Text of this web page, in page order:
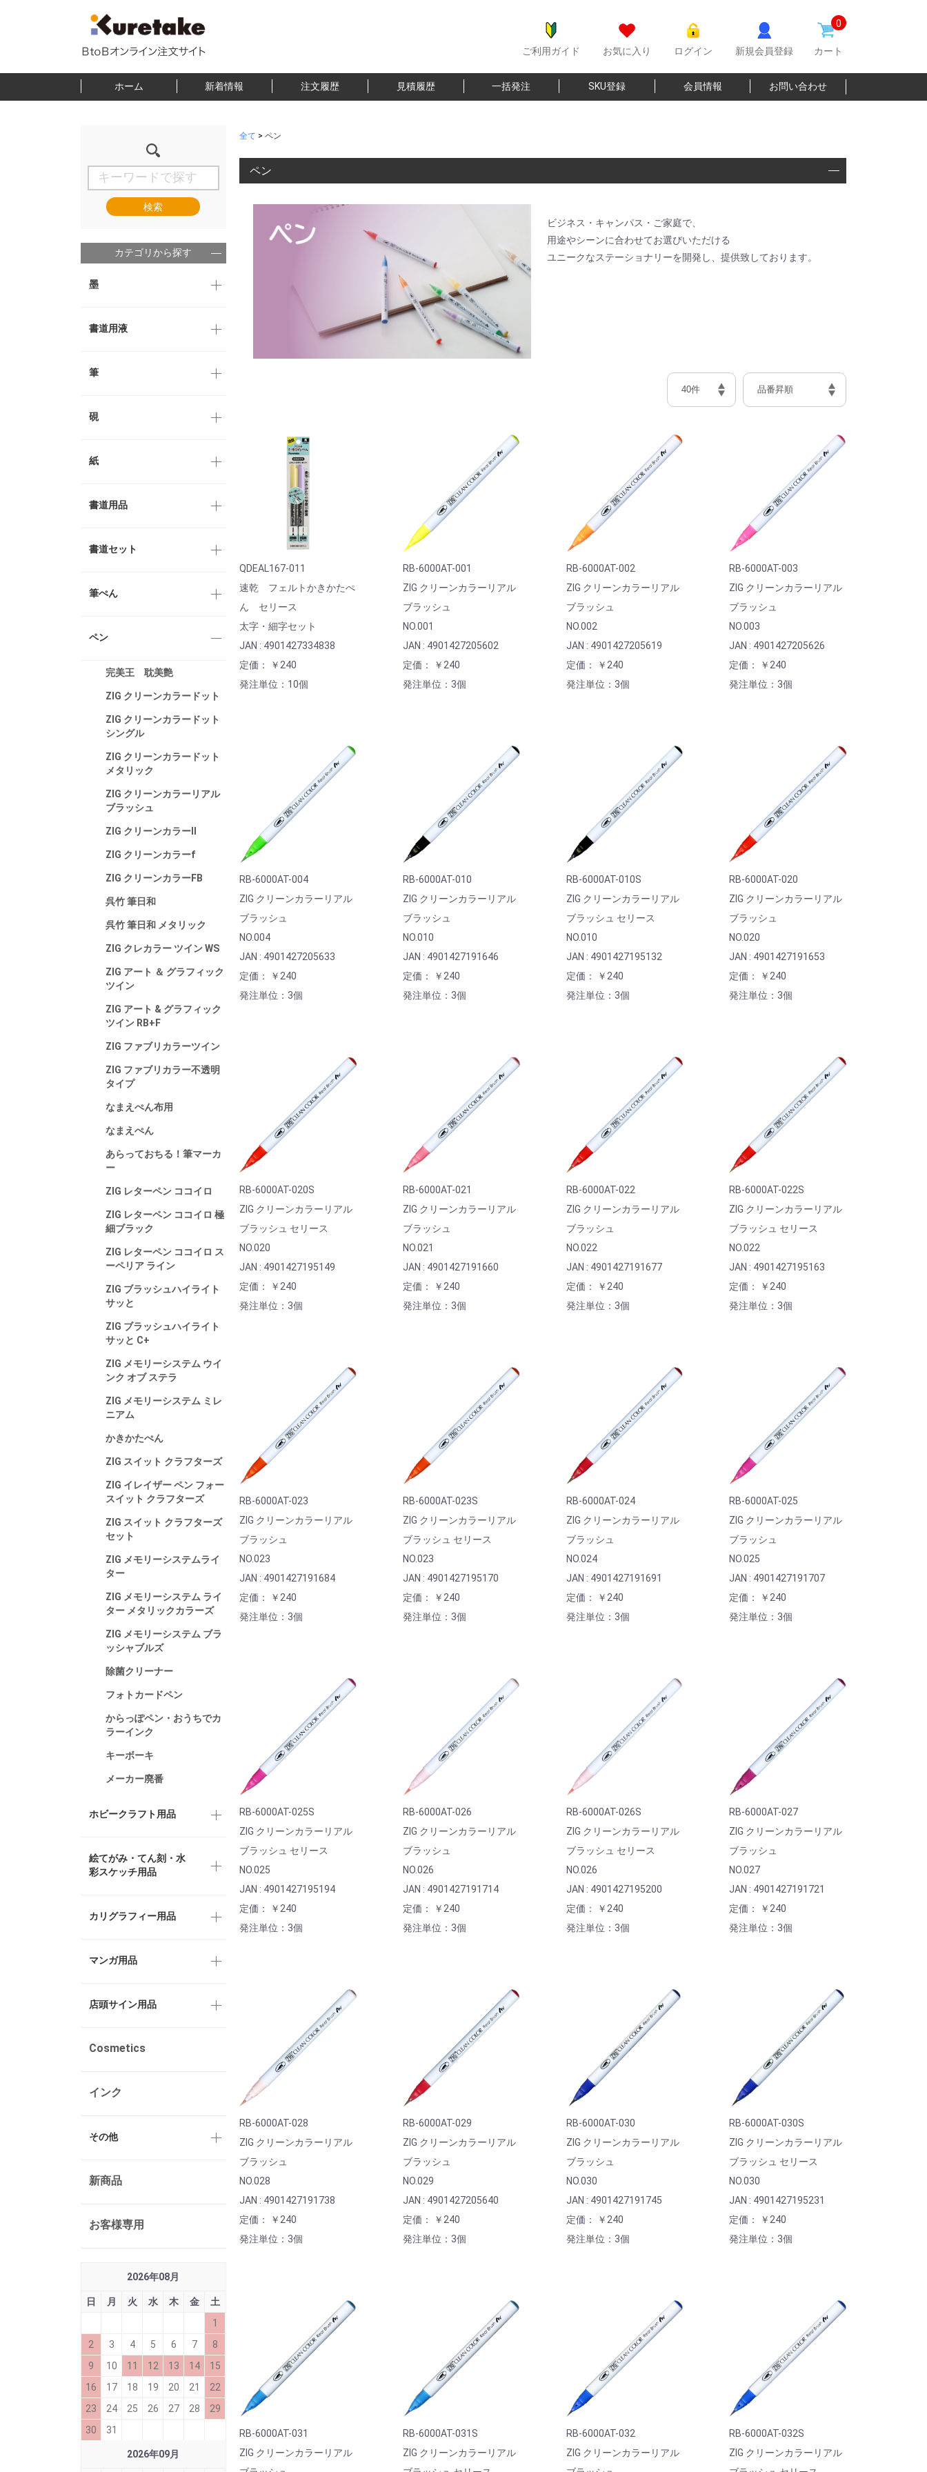
ご利用ガイド お気に入り ログイン 新規会員登録
0
カート
ホーム 新着情報 注文履歴 見積履歴 一括発注 SKU登録 会員情報 お問い合わせ
検索
カテゴリから探す
墨
書道用液
筆
硯
紙
書道用品
書道セット
筆ぺん
ペン
完美王 耽美艶
ZIG クリーンカラードット
ZIG クリーンカラードット
シングル
ZIG クリーンカラードット
メタリック
ZIG クリーンカラーリアル
ブラッシュ
ZIG クリーンカラーⅡ
ZIG クリーンカラーf
ZIG クリーンカラーFB
呉竹 筆日和
呉竹 筆日和 メタリック
ZIG クレカラー ツイン WS
ZIG アート ＆ グラフィック
ツイン
ZIG アート & グラフィック
ツイン RB+F
ZIG ファブリカラーツイン
ZIG ファブリカラー不透明
タイプ
なまえぺん布用
なまえぺん
あらっておちる！筆マーカ
ー
ZIG レターペン ココイロ
ZIG レターペン ココイロ 極
細ブラック
ZIG レターペン ココイロ ス
ーペリア ライン
ZIG ブラッシュハイライト
サッと
ZIG ブラッシュハイライト
サッと C+
ZIG メモリーシステム ウイ
ンク オブ ステラ
ZIG メモリーシステム ミレ
ニアム
かきかたぺん
ZIG スイット クラフターズ
ZIG イレイザー ペン フォー
スイット クラフターズ
ZIG スイット クラフターズ
セット
ZIG メモリーシステムライ
ター
ZIG メモリーシステム ライ
ター メタリックカラーズ
ZIG メモリーシステム ブラ
ッシャブルズ
除菌クリーナー
フォトカードペン
からっぽペン・おうちでカ
ラーインク
キーボーキ
メーカー廃番
ホビークラフト用品
絵てがみ・てん刻・水
彩スケッチ用品
カリグラフィー用品
マンガ用品
店頭サイン用品
Cosmetics
インク
その他
新商品
お客様専用
2026年08月
日 月 火 水 木 金
土
1
2
3 4 5 6 7
8
9
10 11 12 13 14
15
16
17 18 19 20 21
22
23
24 25 26 27 28
29
30
31
2026年09月
全て > ペン
ペン
ビジネス・キャンパス・ご家庭で、
用途やシーンに合わせてお選びいただける
ユニークなステーショナリーを開発し、提供致しております。
QDEAL167-011
速乾 フェルトかきかたぺ
ん セリース
太字・細字セット
JAN : 4901427334838
定価： ￥240
発注単位：10個
RB-6000AT-001
ZIG クリーンカラーリアル
ブラッシュ
NO.001
JAN : 4901427205602
定価： ￥240
発注単位：3個
RB-6000AT-002
ZIG クリーンカラーリアル
ブラッシュ
NO.002
JAN : 4901427205619
定価： ￥240
発注単位：3個
RB-6000AT-003
ZIG クリーンカラーリアル
ブラッシュ
NO.003
JAN : 4901427205626
定価： ￥240
発注単位：3個
RB-6000AT-004
ZIG クリーンカラーリアル
ブラッシュ
NO.004
JAN : 4901427205633
定価： ￥240
発注単位：3個
RB-6000AT-010
ZIG クリーンカラーリアル
ブラッシュ
NO.010
JAN : 4901427191646
定価： ￥240
発注単位：3個
RB-6000AT-010S
ZIG クリーンカラーリアル
ブラッシュ セリース
NO.010
JAN : 4901427195132
定価： ￥240
発注単位：3個
RB-6000AT-020
ZIG クリーンカラーリアル
ブラッシュ
NO.020
JAN : 4901427191653
定価： ￥240
発注単位：3個
RB-6000AT-020S
ZIG クリーンカラーリアル
ブラッシュ セリース
NO.020
JAN : 4901427195149
定価： ￥240
発注単位：3個
RB-6000AT-021
ZIG クリーンカラーリアル
ブラッシュ
NO.021
JAN : 4901427191660
定価： ￥240
発注単位：3個
RB-6000AT-022
ZIG クリーンカラーリアル
ブラッシュ
NO.022
JAN : 4901427191677
定価： ￥240
発注単位：3個
RB-6000AT-022S
ZIG クリーンカラーリアル
ブラッシュ セリース
NO.022
JAN : 4901427195163
定価： ￥240
発注単位：3個
RB-6000AT-023
ZIG クリーンカラーリアル
ブラッシュ
NO.023
JAN : 4901427191684
定価： ￥240
発注単位：3個
RB-6000AT-023S
ZIG クリーンカラーリアル
ブラッシュ セリース
NO.023
JAN : 4901427195170
定価： ￥240
発注単位：3個
RB-6000AT-024
ZIG クリーンカラーリアル
ブラッシュ
NO.024
JAN : 4901427191691
定価： ￥240
発注単位：3個
RB-6000AT-025
ZIG クリーンカラーリアル
ブラッシュ
NO.025
JAN : 4901427191707
定価： ￥240
発注単位：3個
RB-6000AT-025S
ZIG クリーンカラーリアル
ブラッシュ セリース
NO.025
JAN : 4901427195194
定価： ￥240
発注単位：3個
RB-6000AT-026
ZIG クリーンカラーリアル
ブラッシュ
NO.026
JAN : 4901427191714
定価： ￥240
発注単位：3個
RB-6000AT-026S
ZIG クリーンカラーリアル
ブラッシュ セリース
NO.026
JAN : 4901427195200
定価： ￥240
発注単位：3個
RB-6000AT-027
ZIG クリーンカラーリアル
ブラッシュ
NO.027
JAN : 4901427191721
定価： ￥240
発注単位：3個
RB-6000AT-028
ZIG クリーンカラーリアル
ブラッシュ
NO.028
JAN : 4901427191738
定価： ￥240
発注単位：3個
RB-6000AT-029
ZIG クリーンカラーリアル
ブラッシュ
NO.029
JAN : 4901427205640
定価： ￥240
発注単位：3個
RB-6000AT-030
ZIG クリーンカラーリアル
ブラッシュ
NO.030
JAN : 4901427191745
定価： ￥240
発注単位：3個
RB-6000AT-030S
ZIG クリーンカラーリアル
ブラッシュ セリース
NO.030
JAN : 4901427195231
定価： ￥240
発注単位：3個
RB-6000AT-031
ZIG クリーンカラーリアル
RB-6000AT-031S
ZIG クリーンカラーリアル
RB-6000AT-032
ZIG クリーンカラーリアル
RB-6000AT-032S
ZIG クリーンカラーリアル